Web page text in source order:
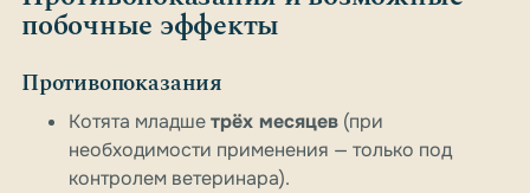
побочные эффекты
Противопоказания
Котята младшетрёх месяцев (при
необходимости применения — только под
контролем ветеринара).